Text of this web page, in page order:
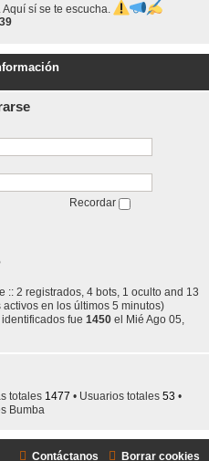
Aquí sí se te escucha.
39
Recordar
:: 2 registrados, 4 bots, 1 oculto and 13
en los últimos 5 minutos)
fue 1450 el Mié Ago 05,
totales 1477 • Usuarios totales 53 •
Bumba
Borrar cookies
Contáctanos